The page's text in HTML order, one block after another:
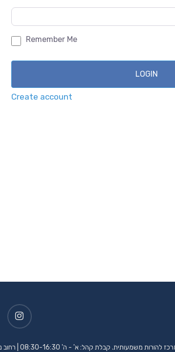
Password
Remember Me
LOGIN
Create account